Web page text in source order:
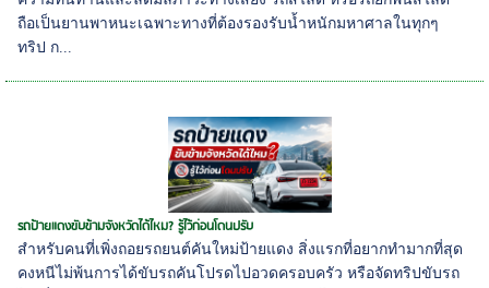
ถือเป็นยานพาหนะเฉพาะทางที่ต้องรองรับน้ำหนักมหาศาลในทุกๆ
ทริป ก...
รถป้ายแดงขับข้ามจังหวัดได้ไหม? รู้ไว้ก่อนโดนปรับ
สำหรับคนที่เพิ่งถอยรถยนต์คันใหม่ป้ายแดง สิ่งแรกที่อยากทำมากที่สุด
คงหนีไม่พ้นการได้ขับรถคันโปรดไปอวดครอบครัว หรือจัดทริปขับรถ